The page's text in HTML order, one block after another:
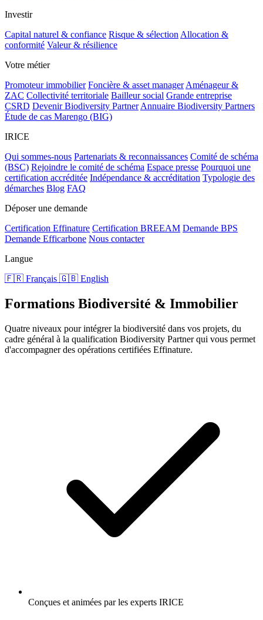
Investir
Capital naturel & confiance Risque & sélection Allocation &
conformité Valeur & résilience
Votre métier
Promoteur immobilier Foncière & asset manager Aménageur &
ZAC Collectivité territoriale Bailleur social Grande entreprise
CSRD Devenir Biodiversity Partner Annuaire Biodiversity Partners
Étude de cas Marengo (BIG)
IRICE
Qui sommes-nous Partenariats & reconnaissances Comité de schéma
(BSC) Rejoindre le comité de schéma Espace presse Pourquoi une
certification accréditée Indépendance & accréditation Typologie des
démarches Blog FAQ
Déposer une demande
Certification Effinature Certification BREEAM Demande BPS
Demande Efficarbone Nous contacter
Langue
🇫🇷 Français 🇬🇧 English
Formations Biodiversité & Immobilier
Quatre niveaux pour intégrer la biodiversité dans vos projets, du
cadre général à la qualification Biodiversity Partner qui vous permet
d'accompagner des opérations certifiées Effinature.
Conçues et animées par les experts IRICE